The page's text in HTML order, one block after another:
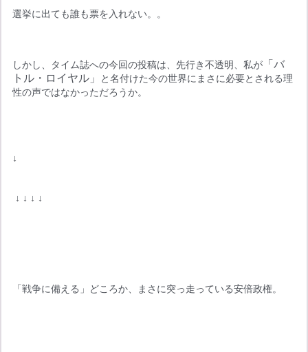
選挙に出ても誰も票を入れない。。
しかし、タイム誌への今回の投稿は、先行き不透明、私が 「バ
トル・ロイヤル」
と名付けた今の世界にまさに必要とされる理
性の声ではなかっただろうか。
↓
↓ ↓ ↓ ↓
「戦争に備える」どころか、まさに突っ走っている安倍政権。